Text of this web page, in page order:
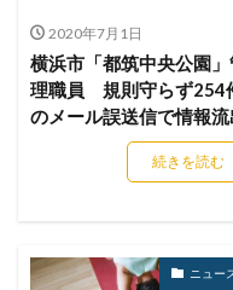
ファイアウォール
ファイルレス
フ
フィッシングサイト
フィッシングメールに
フィッシング対策協議
フォーム
フォレス
2020年7月1日
横浜市「都筑中央公園」
理職員 規則守らず254
のメール誤送信で情報流
続きを読む
ニュー